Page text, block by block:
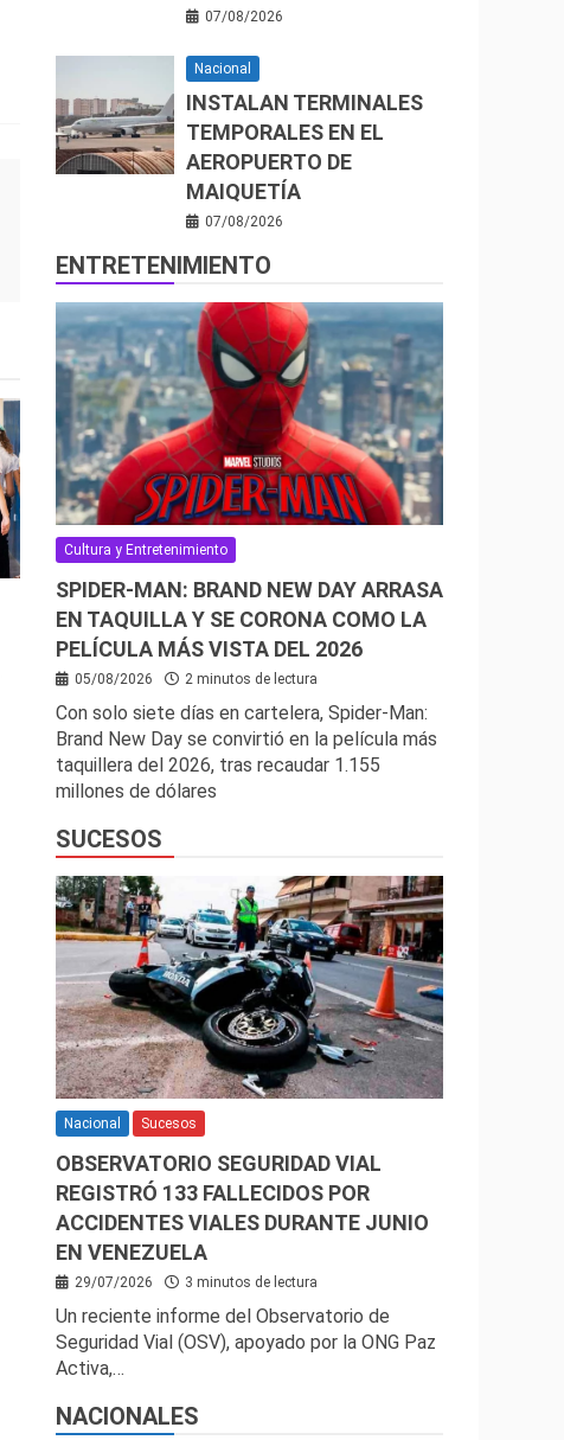
07/08/2026
Nacional
INSTALAN TERMINALES
TEMPORALES EN EL
AEROPUERTO DE
MAIQUETÍA
07/08/2026
ENTRETENIMIENTO
Cultura y Entretenimiento
SPIDER-MAN: BRAND NEW DAY ARRASA
EN TAQUILLA Y SE CORONA COMO LA
PELÍCULA MÁS VISTA DEL 2026
05/08/2026 2 minutos de lectura
Con solo siete días en cartelera, Spider-Man:
Brand New Day se convirtió en la película más
taquillera del 2026, tras recaudar 1.155
millones de dólares
SUCESOS
Nacional Sucesos
OBSERVATORIO SEGURIDAD VIAL
REGISTRÓ 133 FALLECIDOS POR
ACCIDENTES VIALES DURANTE JUNIO
EN VENEZUELA
29/07/2026 3 minutos de lectura
Un reciente informe del Observatorio de
Seguridad Vial (OSV), apoyado por la ONG Paz
Activa,…
NACIONALES